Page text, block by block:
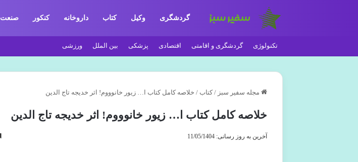
گردشگری وکیل کتاب داروخانه کنکور صنعت
تکنولوژی گردشگری و اقامتی اقتصادی پزشکی بین الملل ورزشی
مجله سفیر سبز / کتاب / خلاصه کامل کتاب ا… زیور خانوووم! اثر خدیجه تاج الدین
خلاصه کامل کتاب ا… زیور خانوووم! اثر خدیجه تاج الدین
آخرین به روز رسانی: 11/05/1404